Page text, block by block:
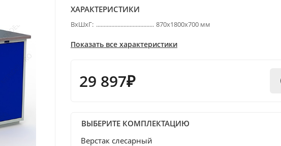
ХАРАКТЕРИСТИКИ
ВхШхГ: 870х1800х700 мм
Показать все характеристики
29 897₽
ВЫБЕРИТЕ КОМПЛЕКТАЦИЮ
Верстак слесарный